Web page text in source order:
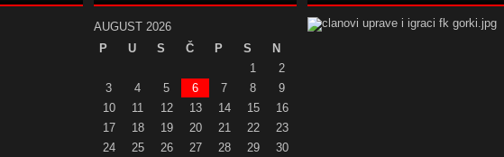
AUGUST 2026
P
U S Č P S
N
1
2
3
4 5 6 7 8
9
10
11 12 13 14 15
16
17
18 19 20 21 22
23
24
25 26 27 28 29 30